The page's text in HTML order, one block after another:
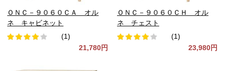
ＯＮＣ－９０６０ＣＡ オル
ネ キャビネット
(1)
21,780円
ＯＮＣ－９０６０ＣＨ オル
ネ チェスト
(1)
23,980円